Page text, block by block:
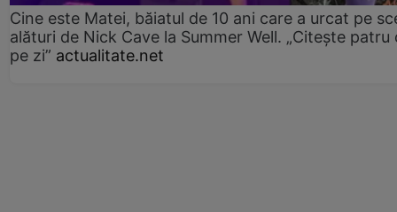
Cine este Matei, băiatul de 10 ani care a urcat pe
alături de Nick Cave la Summer Well. „Citește patru
pe zi” actualitate.net